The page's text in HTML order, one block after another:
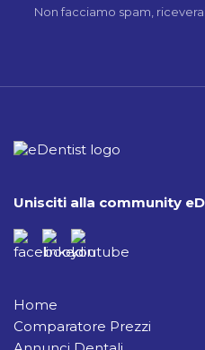
Non facciamo spam,
Unisciti alla community
Home
Comparatore Prezzi